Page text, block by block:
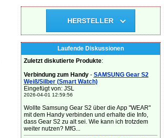
HERSTELLER
Laufende Diskussionen
Zuletzt diskutierte Produkte:
Verbindung zum Handy- SAMSUNG Gear S2
Weiß/Silber (Smart Watch)
Eingefügt von: JSL
2026-04-01 12:59:56
Wollte Samsung Gear S2 über die App "WEAR"
mit dem Handy verbinden und erhalte die Info,
dass Gear S2 zu alt sei. Wie kann ich trotzdem
weiter nutzen? MfG...